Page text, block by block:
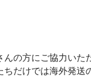
の方にご協力いた
だけでは海外発送